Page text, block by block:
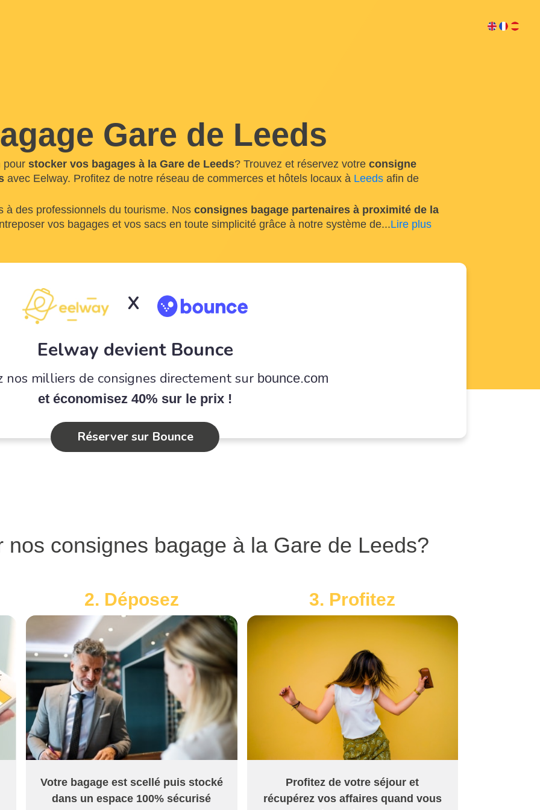
Gare de Leeds
pour stocker vos bagages à la Gare de Leeds? Trouvez et réservez votre consigne
avec Eelway. Profitez de notre réseau de commerces et hôtels locaux à Leeds afin de
à des professionnels du tourisme. Nos consignes bagage partenaires à proximité de la
vos bagages et vos sacs en toute simplicité grâce à notre système de...Lire plus
X
Eelway devient Bounce
nos milliers de consignes directement sur bounce.com
et économisez 40% sur le prix !
Réserver sur Bounce
nos consignes bagage à la Gare de Leeds?
2. Déposez
Votre bagage est scellé puis stocké
dans un espace 100% sécurisé
3. Profitez
Profitez de votre séjour et
récupérez vos affaires quand vous